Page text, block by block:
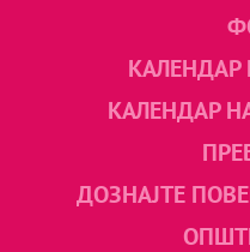
КАЛЕНДАР
КАЛЕНДАР
ДОЗНАЈТЕ